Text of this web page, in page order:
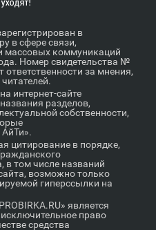
в
в сфере связи,
массовых коммуникаций
Номер свидетельства №
ответственности за мнения,
интернет-сайте
разделов,
собственности,
цитирование в порядке,
в том числе названий
возможно только
гиперссылки на
является
право
средства